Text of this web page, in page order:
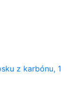
z karbónu, 1